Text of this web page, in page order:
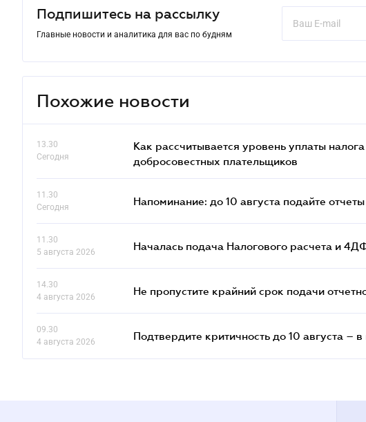
Подпишитесь на рассылку
Главные новости и аналитика для вас по будням
Похожие новости
13.30
Сегодня
Как рассчитывается уровень уплаты
добросовестных плательщиков
11.30
Сегодня
Напоминание: до 10 августа подайте
11.30
5 августа 2026
Началась подача Налогового расчета и
14.30
4 августа 2026
Не пропустите крайний срок подачи
09.30
4 августа 2026
Подтвердите критичность до 10 августа –